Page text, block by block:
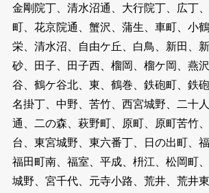
金剛院丁、清水沼通、大行院丁、広丁
町、花京院通、蟹沢、蒲生、車町、小
栄、清水沼、自由ケ丘、白鳥、新田、
砂、田子、田子西、榴岡、榴ケ岡、燕
谷、鶴ケ谷北、東、鶴巻、鉄砲町、鉄砲
名掛丁、中野、苦竹、西宮城野、二十人
通、二の森、萩野町、原町、原町苦竹
台、東宮城野、東六番丁、日の出町、福
福田町南、福室、平成、枡江、松岡町
城野、宮千代、元寺小路、荒井、荒井